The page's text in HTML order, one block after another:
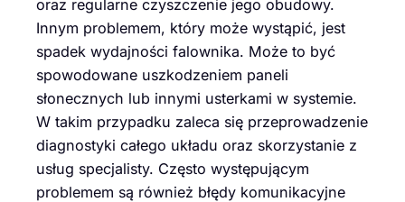
oraz regularne czyszczenie jego obudowy.
Innym problemem, który może wystąpić, jest
spadek wydajności falownika. Może to być
spowodowane uszkodzeniem paneli
słonecznych lub innymi usterkami w systemie.
W takim przypadku zaleca się przeprowadzenie
diagnostyki całego układu oraz skorzystanie z
usług specjalisty. Często występującym
problemem są również błędy komunikacyjne